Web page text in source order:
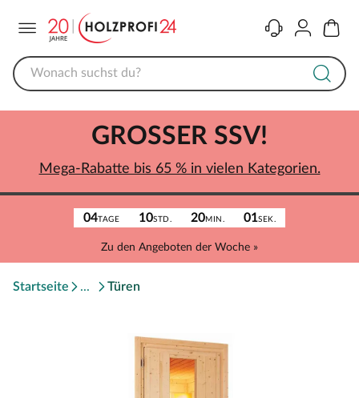
KontaktKonto
04TAGE 10STD. 20MIN. 01SEK.
Zu den Angeboten der Woche »
GROSSER SSV!
Mega-Rabatte bis 65 % in vielen Kategorien.
Startseite Türen